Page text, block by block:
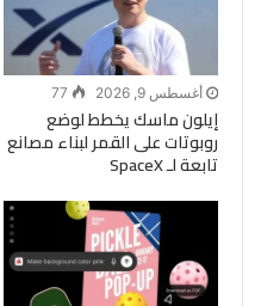
أغسطس 9, 2026 77
إيلون ماسك يخطط لوضع
روبوتات على القمر لبناء مصانع
تابعة لـ SpaceX